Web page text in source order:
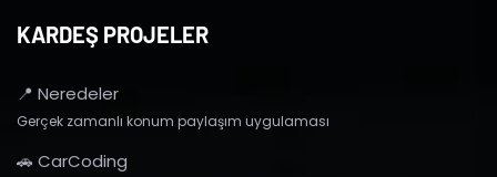
KARDEŞ PROJELER
📍 Neredeler
Gerçek zamanlı konum paylaşım uygulaması
🚗 CarCoding